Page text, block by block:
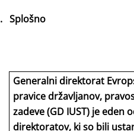
Splošno
Generalni direktorat
pravice državljanov,
zadeve (GD IUST) je eden
direktoratov, ki so bili